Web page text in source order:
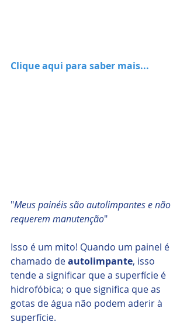
Clique aqui para saber mais...
"Meus painéis são autolimpantes e não
requerem manutenção"
Isso é um mito! Quando um painel é
chamado de autolimpante, isso
tende a significar que a superfície é
hidrofóbica; o que significa que as
gotas de água não podem aderir à
superfície.